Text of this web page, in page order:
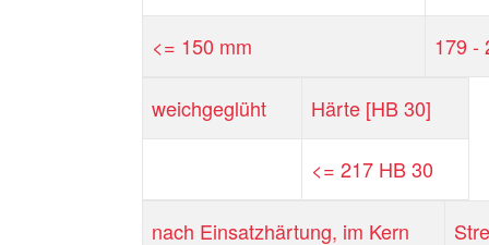
<= 150 mm 179 -
weichgeglüht Härte [HB 30]
<= 217 HB 30
nach Einsatzhärtung, im Kern